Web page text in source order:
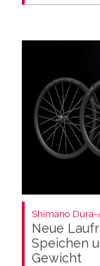
Shimano Dura-
Neue
Speichen
Gewicht